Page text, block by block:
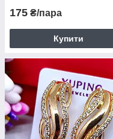
175 ₴/пара
Купити